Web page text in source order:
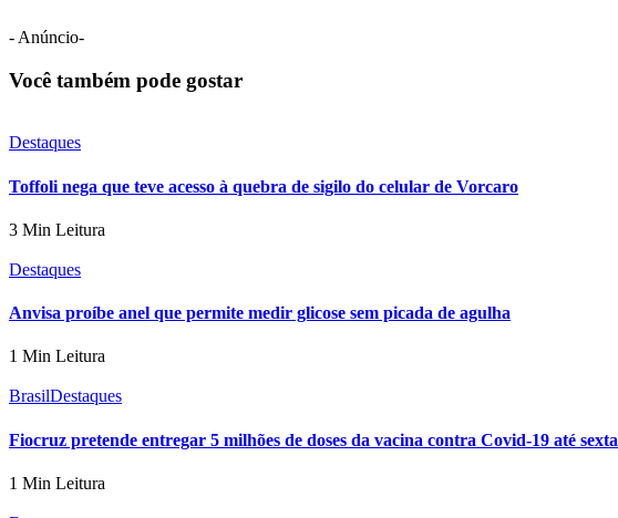
- Anúncio-
Você também pode gostar
Destaques
Toffoli nega que teve acesso à quebra de sigilo do celular de Vorcaro
3 Min Leitura
Destaques
Anvisa proíbe anel que permite medir glicose sem picada de agulha
1 Min Leitura
BrasilDestaques
Fiocruz pretende entregar 5 milhões de doses da vacina contra Covid-19 até sexta
1 Min Leitura